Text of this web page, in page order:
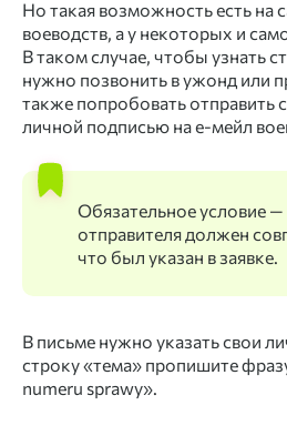
Но такая возможность есть на
воеводств, а у некоторых и
В таком случае, чтобы узнать
нужно позвонить в ужонд или
также попробовать отправить
личной подписью на е-мейл
Обязательное условие —
отправителя должен
что был указан в заявке.
В письме нужно указать свои
строку «тема» пропишите
numeru sprawy».